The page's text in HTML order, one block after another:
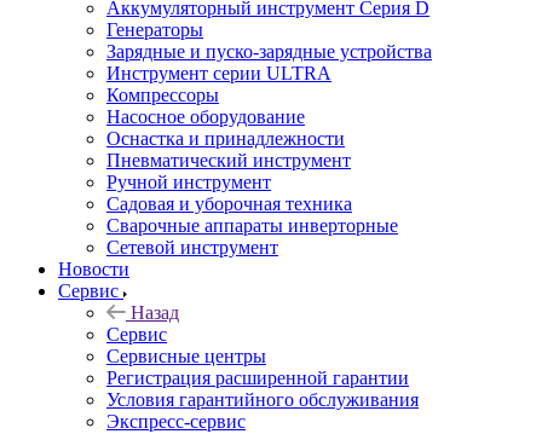
Аккумуляторный инструмент Серия D
Генераторы
Зарядные и пуско-зарядные устройства
Инструмент серии ULTRA
Компрессоры
Насосное оборудование
Оснастка и принадлежности
Пневматический инструмент
Ручной инструмент
Садовая и уборочная техника
Сварочные аппараты инверторные
Сетевой инструмент
Новости
Сервис
Назад
Сервис
Сервисные центры
Регистрация расширенной гарантии
Условия гарантийного обслуживания
Экспресс-сервис